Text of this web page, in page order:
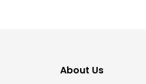
About Us